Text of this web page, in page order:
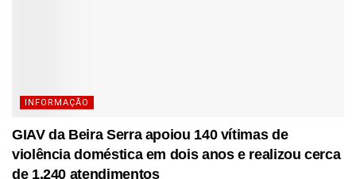
INFORMAÇÃO
GIAV da Beira Serra apoiou 140 vítimas de
violência doméstica em dois anos e realizou cerca
de 1.240 atendimentos